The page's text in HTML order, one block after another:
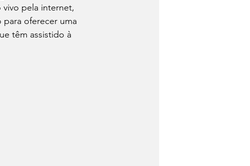
pela internet,
oferecer uma
têm assistido à